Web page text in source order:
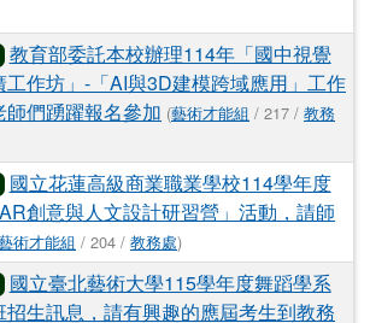
教育部委託本校辦理114年「國中視覺
作坊」-「AI與3D建模跨域應用」工作
們踴躍報名參加 (藝術才能組 / 217 / 教務
國立花蓮高級商業職業學校114學年度
創意與人文設計研習營」活動，請師
術才能組 / 204 / 教務處)
國立臺北藝術大學115學年度舞蹈學系
生訊息，請有興趣的應屆考生到教務